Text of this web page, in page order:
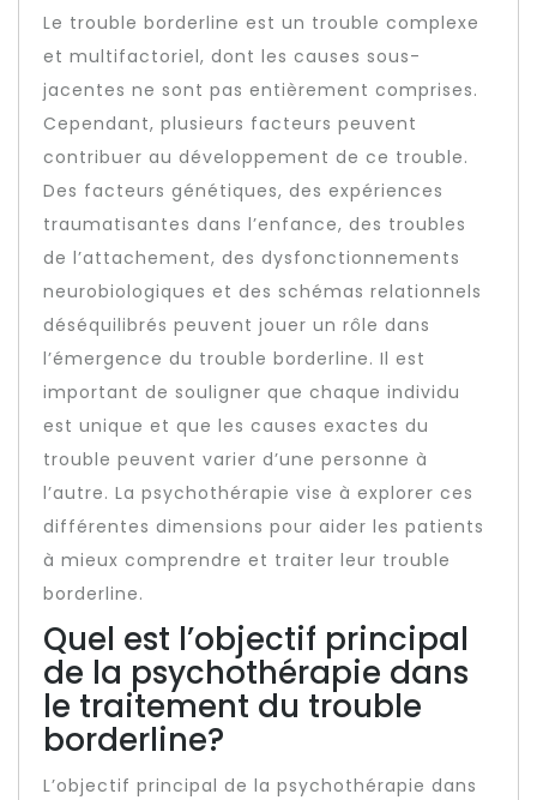
Le trouble borderline est un trouble complexe
et multifactoriel, dont les causes sous-
jacentes ne sont pas entièrement comprises.
Cependant, plusieurs facteurs peuvent
contribuer au développement de ce trouble.
Des facteurs génétiques, des expériences
traumatisantes dans l’enfance, des troubles
de l’attachement, des dysfonctionnements
neurobiologiques et des schémas relationnels
déséquilibrés peuvent jouer un rôle dans
l’émergence du trouble borderline. Il est
important de souligner que chaque individu
est unique et que les causes exactes du
trouble peuvent varier d’une personne à
l’autre. La psychothérapie vise à explorer ces
différentes dimensions pour aider les patients
à mieux comprendre et traiter leur trouble
borderline.
Quel est l’objectif principal
de la psychothérapie dans
le traitement du trouble
borderline?
L’objectif principal de la psychothérapie dans